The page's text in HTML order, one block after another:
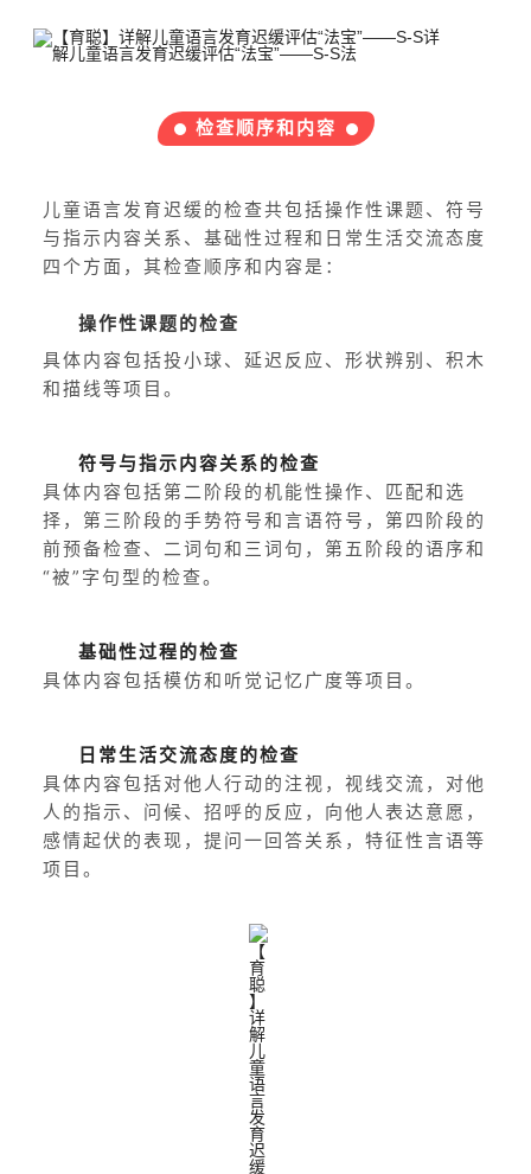
检查顺序和内容
儿童语言发育迟缓的检查共包括操作性课题、符号
与指示内容关系、基础性过程和日常生活交流态度
四个方面，其检查顺序和内容是：
操作性课题的检查
具体内容包括投小球、延迟反应、形状辨别、积木
和描线等项目。
符号与指示内容关系的检查
具体内容包括第二阶段的机能性操作、匹配和选
择，第三阶段的手势符号和言语符号，第四阶段的
前预备检查、二词句和三词句，第五阶段的语序和
“被”字句型的检查。
基础性过程的检查
具体内容包括模仿和听觉记忆广度等项目。
日常生活交流态度的检查
具体内容包括对他人行动的注视，视线交流，对他
人的指示、问候、招呼的反应，向他人表达意愿，
感情起伏的表现，提问一回答关系，特征性言语等
项目。